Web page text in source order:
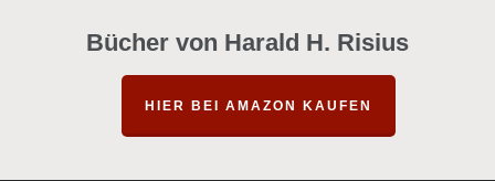
Bücher von Harald H. Risius
HIER BEI AMAZON KAUFEN